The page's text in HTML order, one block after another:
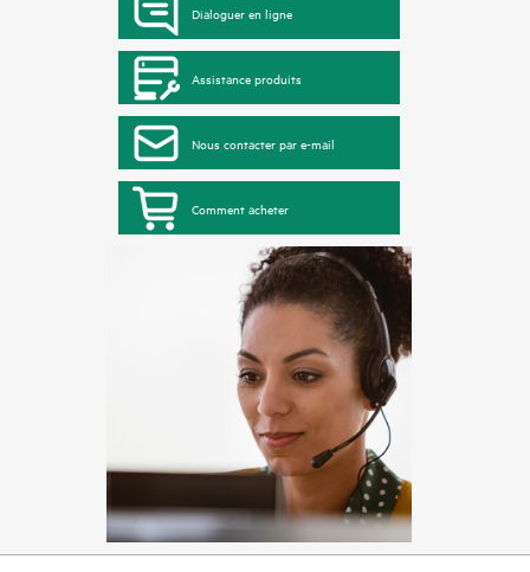
Dialoguer en ligne
Assistance produits
Nous contacter par e-mail
Comment acheter